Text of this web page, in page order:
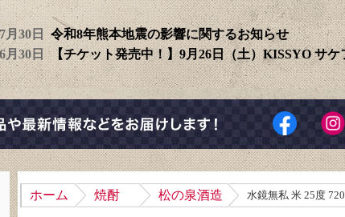
月30日令和8年熊本地震の影響に関するお知らせ
月30日【チケット発売中！】9月26日（土）KISSYO サ
ホーム 焼酎 松の泉酒造 水鏡無私 米 25度